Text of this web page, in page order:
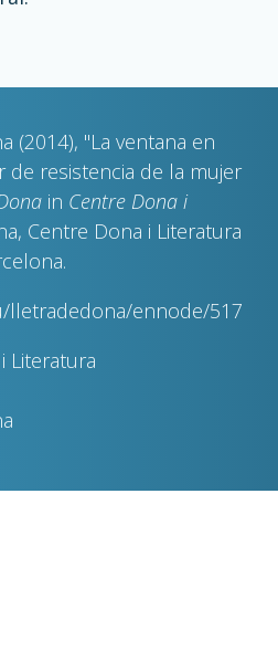
(2014), "La ventana en
de resistencia de la mujer
in Centre Dona i
Centre Dona i Literatura
lletradedona/ennode/517
Literatura